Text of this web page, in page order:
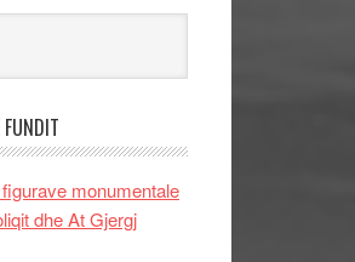
monumentale
dhe At Gjergj